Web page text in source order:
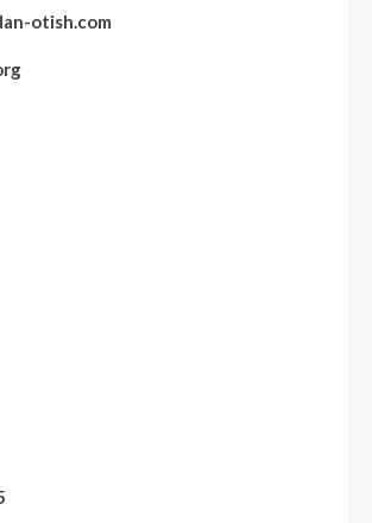
otish.com